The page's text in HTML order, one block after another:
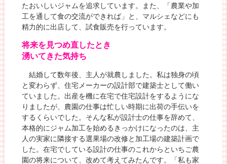
たおいしいジャムを追求しています。また、「農業や加
工を通して食の交流ができれば」と、マルシェなどにも
精力的に出店して、試食販売を行っています。
将来を見つめ直したとき
湧いてきた気持ち
結婚して数年後、主人が就農しました。私は独身の頃
と変わらず、住宅メーカーの設計部で建築士として働い
ていました。出産を機に在宅で住宅設計をするようにな
りましたが、農園の仕事は忙しい時期に出荷の手伝いを
するくらいでした。そんな私が設計士の仕事を辞めて、
本格的にジャム加工を始めるきっかけになったのは、主
人の実家に隣接する選果場の改修と加工場の建築計画で
した。在宅でしている設計の仕事のこれからといちご農
園の将来について、改めて考えてみたんです。「私も家